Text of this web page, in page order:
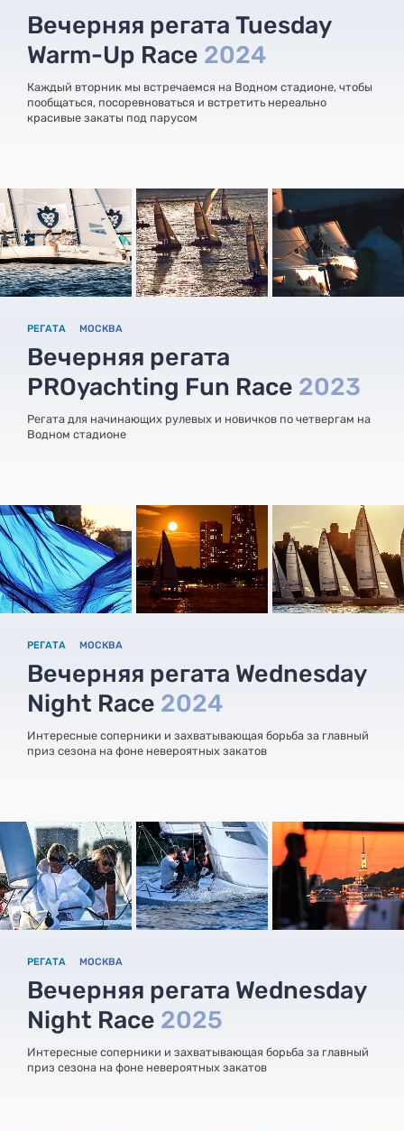
Вечерняя регата Tuesday
Warm-Up Race 2024
Каждый вторник мы встречаемся на Водном стадионе, чтобы
пообщаться, посоревноваться и встретить нереально
красивые закаты под парусом
РЕГАТА МОСКВА
Вечерняя регата
PROyachting Fun Race 2023
Регата для начинающих рулевых и новичков по четвергам на
Водном стадионе
РЕГАТА МОСКВА
Вечерняя регата Wednesday
Night Race 2024
Интересные соперники и захватывающая борьба за главный
приз сезона на фоне невероятных закатов
РЕГАТА МОСКВА
Вечерняя регата Wednesday
Night Race 2025
Интересные соперники и захватывающая борьба за главный
приз сезона на фоне невероятных закатов